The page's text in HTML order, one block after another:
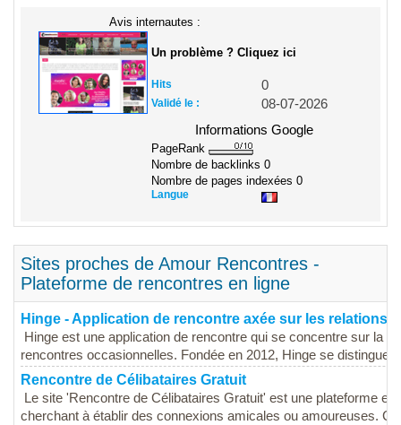
Avis internautes :
Un problème ? Cliquez ici
Hits 0
Validé le :
08-07-2026
Informations Google
PageRank
Nombre de backlinks 0
Nombre de pages indexées 0
Langue
Sites proches de Amour Rencontres -
Plateforme de rencontres en ligne
Hinge - Application de rencontre axée sur les relations
Hinge est une application de rencontre qui se concentre sur la
rencontres occasionnelles. Fondée en 2012, Hinge se distingue
Rencontre de Célibataires Gratuit
Le site 'Rencontre de Célibataires Gratuit' est une plateforme
cherchant à établir des connexions amicales ou amoureuses.